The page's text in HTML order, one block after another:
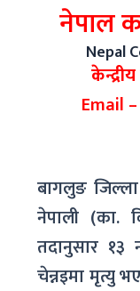
नेपाल
Nepal
Email
बागलुङ
नेपाली (का.
तदानुसार १३
चेन्नइमा मृत्यु